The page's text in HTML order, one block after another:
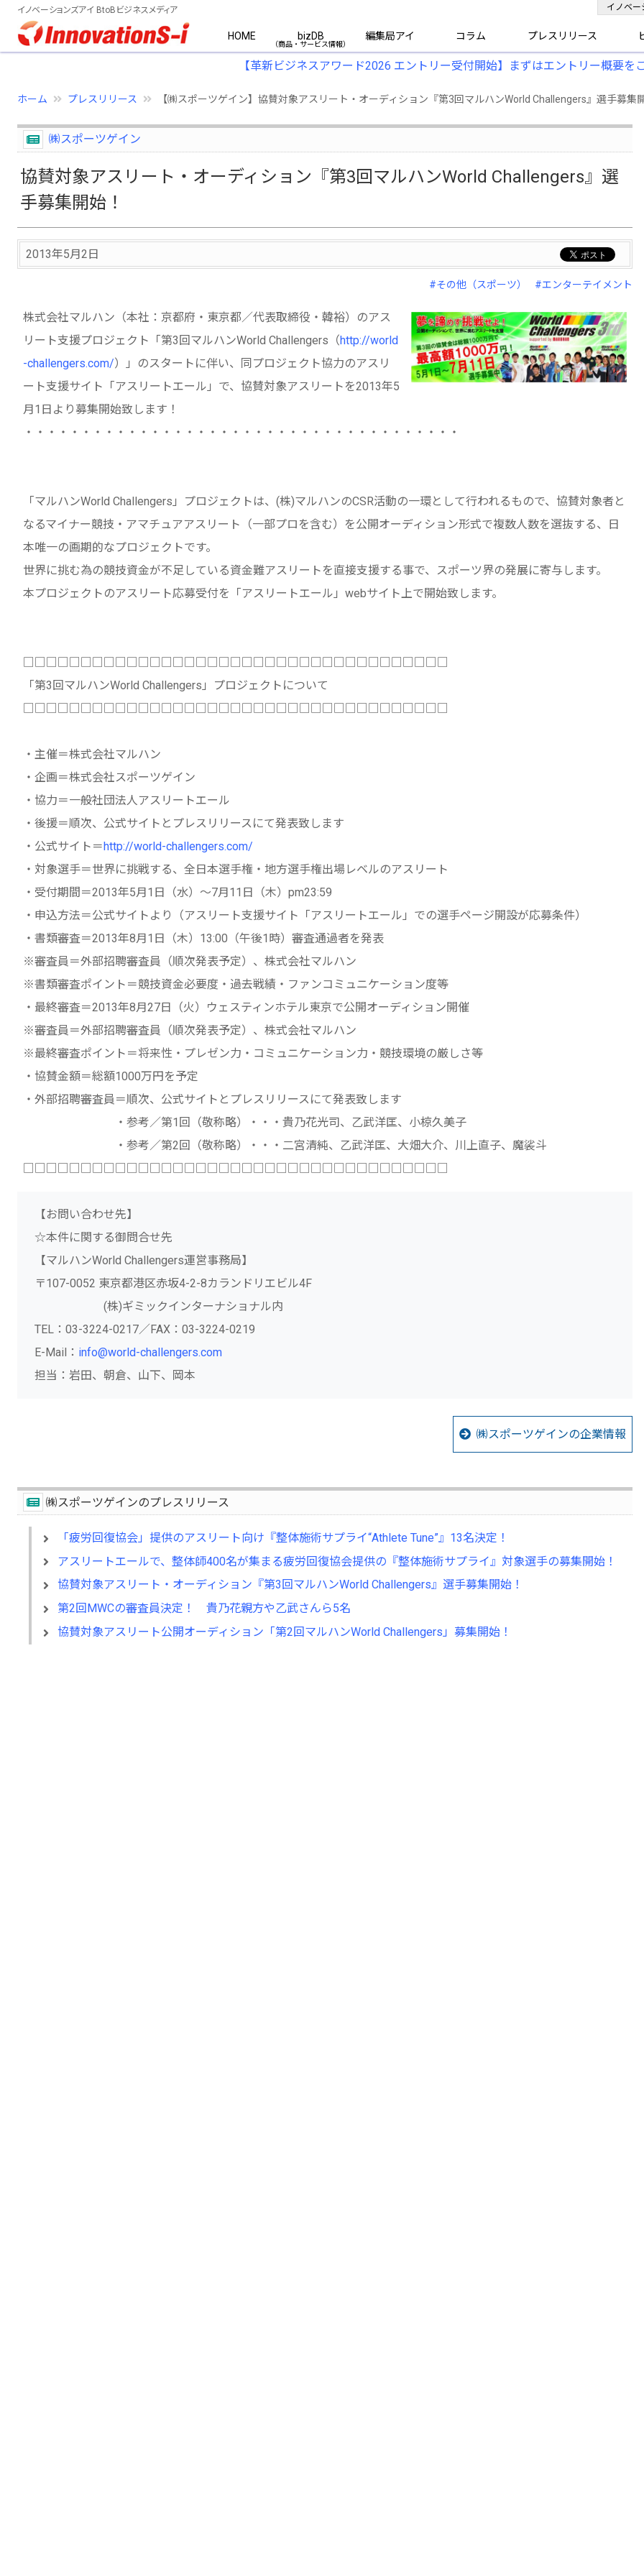
イノベーションズアイ BtoBビジネスメディア
HOME bizDB 編集局アイ コラム プレスリリース
イノベー
【革新ビジネスアワード2026 エントリー受付開始】まずはエントリー概要を
ホーム プレスリリース 【㈱スポーツゲイン】協賛対象アスリート・オーディション『第3回マルハンWorld Challengers』選手募集
㈱スポーツゲイン
協賛対象アスリート・オーディション『第3回マルハンWorld Challengers』選
手募集開始！
2013年5月2日
#その他（スポーツ） #エンターテイメント
株式会社マルハン（本社：京都府・東京都／代表取締役・韓裕）のアス
リート支援プロジェクト「第3回マルハンWorld Challengers（http://world
-challengers.com/）」のスタートに伴い、同プロジェクト協力のアスリ
ート支援サイト「アスリートエール」で、協賛対象アスリートを2013年5
月1日より募集開始致します！
・・・・・・・・・・・・・・・・・・・・・・・・・・・・・・・・・・・・・・
「マルハンWorld Challengers」プロジェクトは、(株)マルハンのCSR活動の一環として行われるもので、協賛対象者と
なるマイナー競技・アマチュアアスリート（一部プロを含む）を公開オーディション形式で複数人数を選抜する、日
本唯一の画期的なプロジェクトです。
世界に挑む為の競技資金が不足している資金難アスリートを直接支援する事で、スポーツ界の発展に寄与します。
本プロジェクトのアスリート応募受付を「アスリートエール」webサイト上で開始致します。
□□□□□□□□□□□□□□□□□□□□□□□□□□□□□□□□□□□□□
「第3回マルハンWorld Challengers」プロジェクトについて
□□□□□□□□□□□□□□□□□□□□□□□□□□□□□□□□□□□□□
・主催＝株式会社マルハン
・企画＝株式会社スポーツゲイン
・協力＝一般社団法人アスリートエール
・後援＝順次、公式サイトとプレスリリースにて発表致します
・公式サイト＝http://world-challengers.com/
・対象選手＝世界に挑戦する、全日本選手権・地方選手権出場レベルのアスリート
・受付期間＝2013年5月1日（水）～7月11日（木）pm23:59
・申込方法＝公式サイトより（アスリート支援サイト「アスリートエール」での選手ページ開設が応募条件）
・書類審査＝2013年8月1日（木）13:00（午後1時）審査通過者を発表
※審査員＝外部招聘審査員（順次発表予定）、株式会社マルハン
※書類審査ポイント＝競技資金必要度・過去戦績・ファンコミュニケーション度等
・最終審査＝2013年8月27日（火）ウェスティンホテル東京で公開オーディション開催
※審査員＝外部招聘審査員（順次発表予定）、株式会社マルハン
※最終審査ポイント＝将来性・プレゼン力・コミュニケーション力・競技環境の厳しさ等
・協賛金額＝総額1000万円を予定
・外部招聘審査員＝順次、公式サイトとプレスリリースにて発表致します
・参考／第1回（敬称略）・・・貴乃花光司、乙武洋匡、小椋久美子
・参考／第2回（敬称略）・・・二宮清純、乙武洋匡、大畑大介、川上直子、魔裟斗
□□□□□□□□□□□□□□□□□□□□□□□□□□□□□□□□□□□□□
【お問い合わせ先】
☆本件に関する御問合せ先
【マルハンWorld Challengers運営事務局】
〒107-0052 東京都港区赤坂4-2-8カランドリエビル4F
(株)ギミックインターナショナル内
TEL：03-3224-0217／FAX：03-3224-0219
E-Mail： info@world-challengers.com
担当：岩田、朝倉、山下、岡本
㈱スポーツゲインの企業情報
㈱スポーツゲインのプレスリリース
「疲労回復協会」提供のアスリート向け『整体施術サプライ“Athlete Tune”』13名決定！
アスリートエールで、整体師400名が集まる疲労回復協会提供の『整体施術サプライ』対象選手の募集開始！
協賛対象アスリート・オーディション『第3回マルハンWorld Challengers』選手募集開始！
第2回MWCの審査員決定！ 貴乃花親方や乙武さんら5名
協賛対象アスリート公開オーディション「第2回マルハンWorld Challengers」募集開始！